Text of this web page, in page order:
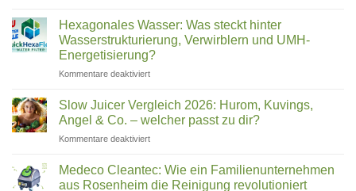
Wasser
filtern
(2026)
Deutschland
Was
wirklich
in
Trinkwasser
steckt
Hexagonales Wasser: Was steckt hinter
Wasserstrukturierung, Verwirblern und UMH-
Energetisierung?
Kommentare deaktiviertfür
Wasser:
Was
steckt
hinter
Verwirblern
und
Slow Juicer Vergleich 2026: Hurom, Kuvings,
Angel & Co. – welcher passt zu dir?
Kommentare deaktiviertfür
Juicer
Vergleich
Medeco Cleantec: Wie ein Familienunternehmen
aus Rosenheim die Reinigung revolutioniert